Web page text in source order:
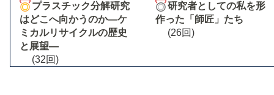
プラスチック分解研究
はどこへ向かうのか―ケ
ミカルリサイクルの歴史
と展望―
(32回)
研究者としての私を形
作った「師匠」たち
(26回)